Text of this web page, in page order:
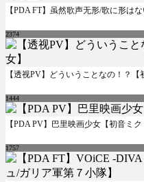
【PDA FT】虽然歌声无形/歌に形は
2374
【透视PV】どういうことなの！？【
1444
【PDA PV】巴里映画少女【初音ミ
1757